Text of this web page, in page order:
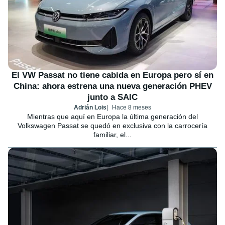
El VW Passat no tiene cabida en Europa pero sí en
China: ahora estrena una nueva generación PHEV
junto a SAIC
Adrián Lois Hace 8 meses
Mientras que aquí en Europa la última generación del
Volkswagen Passat se quedó en exclusiva con la carrocería
familiar, el...